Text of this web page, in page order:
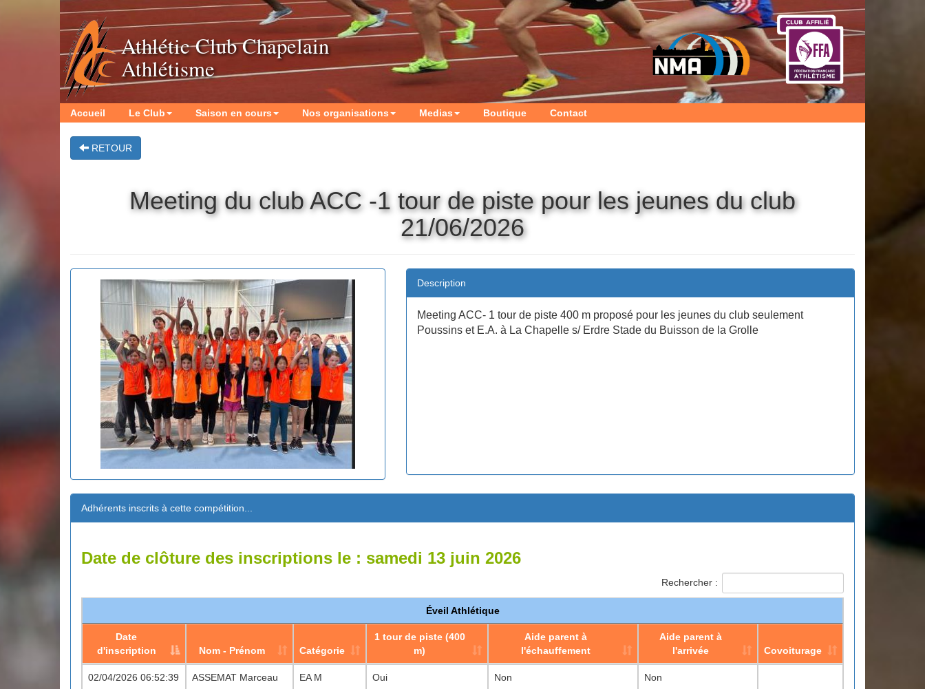
Athlétic Club Chapelain
Athlétisme
Accueil Le Club Saison en cours Nos organisations Medias Boutique Contact
RETOUR
Meeting du club ACC -1 tour de piste pour les jeunes du club
21/06/2026
Description
Meeting ACC- 1 tour de piste 400 m proposé pour les jeunes du club seulement
Poussins et E.A. à La Chapelle s/ Erdre Stade du Buisson de la Grolle
Adhérents inscrits à cette compétition...
Date de clôture des inscriptions le : samedi 13 juin 2026
Rechercher :
Éveil Athlétique
Date
d'inscription
Nom - Prénom Catégorie
1 tour de piste (400
m)
Aide parent à
l'échauffement
Aide parent à
l'arrivée
Covoiturage
Éveil Athlétique
Date
Nom - Prénom Catégorie
1 tour de piste (400
02/04/2026 06:52:39 ASSEMAT Marceau EA M Oui Non Non